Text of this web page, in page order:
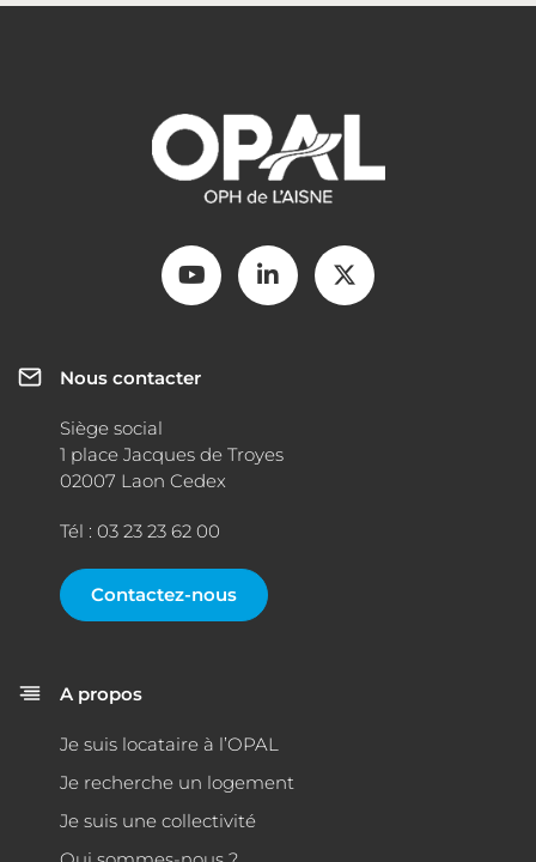
Nous contacter
Siège social
1 place Jacques de Troyes
02007 Laon Cedex
Tél : 03 23 23 62 00
Contactez-nous
A propos
Je suis locataire à l’OPAL
Je recherche un logement
Je suis une collectivité